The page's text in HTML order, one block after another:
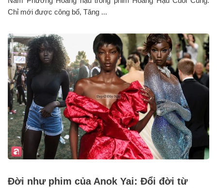
Chỉ mới được công bố, Tăng ...
Đời như phim của Anok Yai: Đổi đời từ